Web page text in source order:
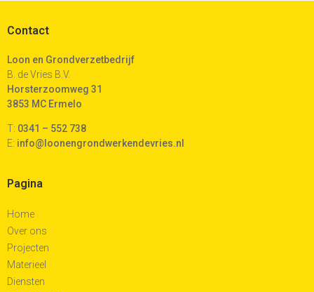
Contact
Loon en Grondverzetbedrijf
B. de Vries B.V.
Horsterzoomweg 31
3853 MC Ermelo
T: 0341 – 552 738
E: info@loonengrondwerkendevries.nl
Pagina
Home
Over ons
Projecten
Materieel
Diensten